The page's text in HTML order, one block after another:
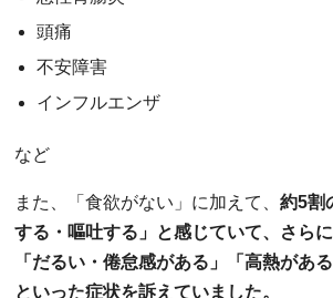
頭痛
不安障害
インフルエンザ
など
また、「食欲がない」に加えて、 約5割
する・嘔吐する」と感じていて、さら
「だるい・倦怠感がある」「高熱があ
といった症状を訴えていました。